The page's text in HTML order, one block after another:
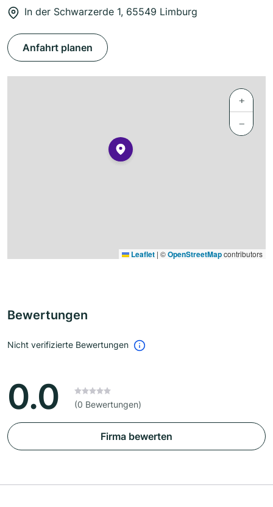
In der Schwarzerde 1, 65549 Limburg
Anfahrt planen
+
−
Leaflet | ©OpenStreetMapcontributors
Bewertungen
Nicht verifizierte Bewertungen
0.0 (0 Bewertungen)
Firma bewerten